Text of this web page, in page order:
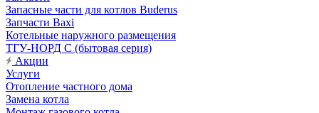
Запасные части для котлов Buderus
Запчасти Baxi
Котельные наружного размещения
ТГУ-НОРД С (бытовая серия)
Акции
Услуги
Отопление частного дома
Замена котла